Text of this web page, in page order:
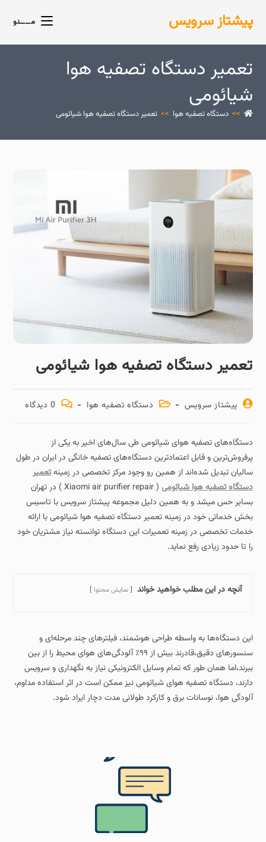
پیشتاز سرویس مــــنو
تعمیر دستگاه تصفیه هوا
شیائومی
>> دستگاه تصفیه هوا >> تعمیر دستگاه تصفیه هوا شیائومی
تعمیر دستگاه تصفیه هوا شیائومی
پیشتاز سرویس دستگاه تصفیه هوا 0 دیدگاه
دستگاه‌های تصفیه هوای شیائومی طی سال‌های اخیر به یکی از
پرفروش‌ترین و قابل‌ اعتمادترین دستگاه‌های تصفیه خانگی در ایران در طول
سالیان تبدیل شده‌اند از همین رو وجود مرکز تخصصی در زمینهتعمیر
دستگاه تصفیه هوا شیائومی
( Xiaomi air purifier repair ) در تهران
بسایر حس میشد و به همین دلیل مجموعه پیشتاز سرویس با تاسیس
بخش خدماتی خود در زمینه تعمیر دستگاه تصفیه هوا شیائومی با ارائه
خدمات تخصصی در زمینه تعمیرات این دستگاه توانسته نیاز مشتریان خود
را تا حدود زیادی رفع نماید.
آنچه در این مطلب خواهید خواند نمایش محتوا
این دستگاه‌ها به‌ واسطه طراحی هوشمند، فیلترهای چند مرحله‌ای و
سنسورهای دقیق،قادرند بیش از ۹۹٪ آلودگی‌های هوای محیط را از بین
ببرند،اما همان‌ طور که تمام وسایل الکترونیکی نیاز به نگهداری و سرویس
دارند، دستگاه تصفیه هوای شیائومی نیز ممکن است در اثر استفاده مداوم،
آلودگی هوا، نوسانات برق و کارکرد طولانی‌ مدت دچار ایراد شود.